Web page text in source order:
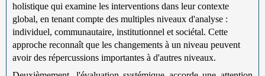
holistique qui examine les interventions dans leur contexte
global, en tenant compte des multiples niveaux d'analyse :
individuel, communautaire, institutionnel et sociétal. Cette
approche reconnaît que les changements à un niveau peuvent
avoir des répercussions importantes à d'autres niveaux.